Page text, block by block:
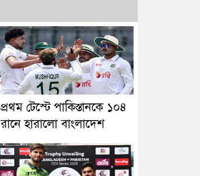
প্রথম টেস্টে পাকিস্তানকে ১০৪
রানে হারালো বাংলাদেশ